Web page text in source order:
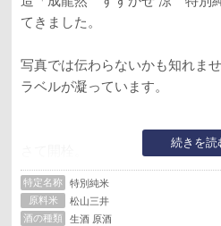
続きを読
てきました。
写真では伝わらないかも知れま
ラベルが凝っています。
注いで香りを嗅ぐと、ヨーグル
と言った感じで期待が高まります
特定名称
特別純米
原料米
松山三井
酒の種類
生酒 原酒